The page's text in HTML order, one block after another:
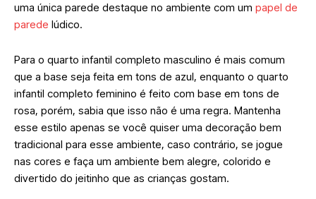
uma única parede destaque no ambiente com um papel de
parede lúdico.
Para o quarto infantil completo masculino é mais comum
que a base seja feita em tons de azul, enquanto o quarto
infantil completo feminino é feito com base em tons de
rosa, porém, sabia que isso não é uma regra. Mantenha
esse estilo apenas se você quiser uma decoração bem
tradicional para esse ambiente, caso contrário, se jogue
nas cores e faça um ambiente bem alegre, colorido e
divertido do jeitinho que as crianças gostam.